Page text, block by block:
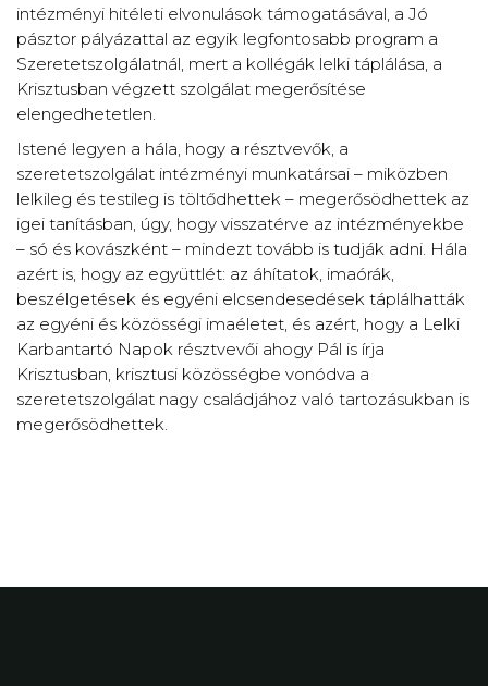
intézményi hitéleti elvonulások támogatásával, a Jó
pásztor pályázattal az egyik legfontosabb program a
Szeretetszolgálatnál, mert a kollégák lelki táplálása, a
Krisztusban végzett szolgálat megerősítése
elengedhetetlen.
Istené legyen a hála, hogy a résztvevők, a
szeretetszolgálat intézményi munkatársai – miközben
lelkileg és testileg is töltődhettek – megerősödhettek az
igei tanításban, úgy, hogy visszatérve az intézményekbe
– só és kovászként – mindezt tovább is tudják adni. Hála
azért is, hogy az együttlét: az áhítatok, imaórák,
beszélgetések és egyéni elcsendesedések táplálhatták
az egyéni és közösségi imaéletet, és azért, hogy a Lelki
Karbantartó Napok résztvevői ahogy Pál is írja
Krisztusban, krisztusi közösségbe vonódva a
szeretetszolgálat nagy családjához való tartozásukban is
megerősödhettek.